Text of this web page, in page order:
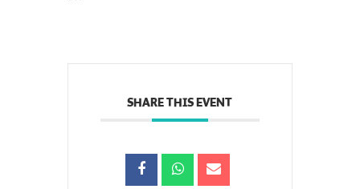
SHARE THIS EVENT